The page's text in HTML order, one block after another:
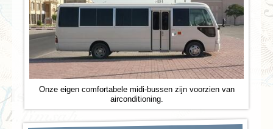
Onze eigen comfortabele midi-bussen zijn voorzien van
airconditioning.